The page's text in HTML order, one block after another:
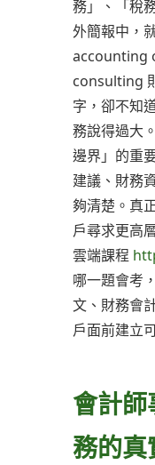
務」、「稅
外簡報中，
accounting
consulting
字，卻不知
務說得過大
邊界」的重
建議、財務
夠清楚。真
戶尋求更高
雲端課程
哪一題會考
文、財務會
戶面前建立
會計師
務的